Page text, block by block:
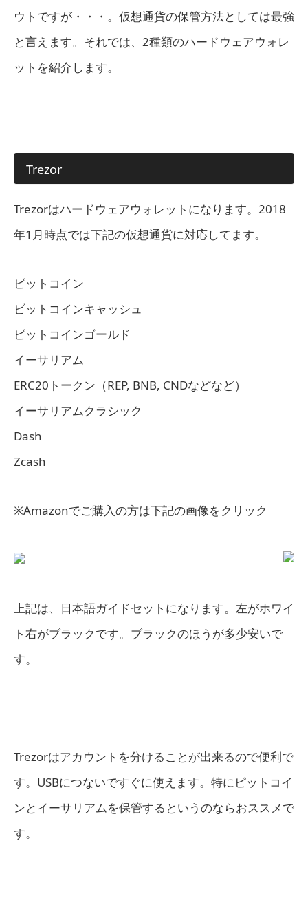
ウトですが・・・。仮想通貨の保管方法としては最強
と言えます。それでは、2種類のハードウェアウォレ
ットを紹介します。
Trezor
Trezorはハードウェアウォレットになります。2018
年1月時点では下記の仮想通貨に対応してます。
ビットコイン
ビットコインキャッシュ
ビットコインゴールド
イーサリアム
ERC20トークン（REP, BNB, CNDなどなど）
イーサリアムクラシック
Dash
Zcash
※Amazonでご購入の方は下記の画像をクリック
上記は、日本語ガイドセットになります。左がホワイ
ト右がブラックです。ブラックのほうが多少安いで
す。
Trezorはアカウントを分けることが出来るので便利で
す。USBにつないですぐに使えます。特にピットコイ
ンとイーサリアムを保管するというのならおススメで
す。